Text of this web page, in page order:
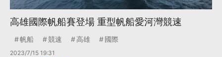
高雄國際帆船賽登場 重型帆船愛河灣競速
帆船 競速 高雄 國際
2023/7/15 19:31